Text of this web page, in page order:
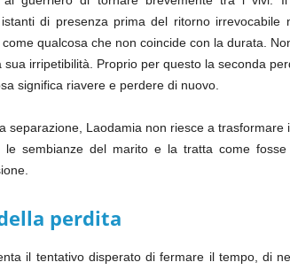
di presenza prima del ritorno irrevocabile
come qualcosa che non coincide con la durata.
sua irripetibilità. Proprio per questo la seconda
significa riavere e perdere di nuovo.
separazione, Laodamia non riesce a
le sembianze del marito e la tratta come
perdita
il tentativo disperato di fermare il tempo, di